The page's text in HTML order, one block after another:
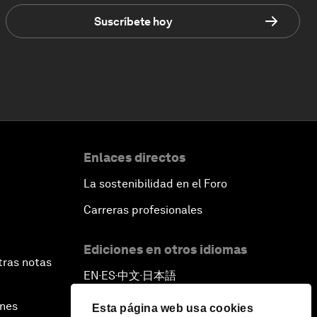
Esta página web usa cookies
Suscríbete hoy
notas
Enlaces directos
La sostenibilidad en el Foro
Carreras profesionales
Ediciones en otros idiomas
EN ▪ES▪中文▪ 日本語